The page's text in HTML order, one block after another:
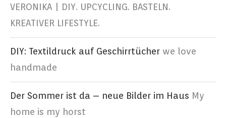
VERONIKA | DIY. UPCYCLING. BASTELN.
KREATIVER LIFESTYLE.
DIY: Textildruck auf Geschirrtücher we love
handmade
Der Sommer ist da – neue Bilder im Haus My
home is my horst